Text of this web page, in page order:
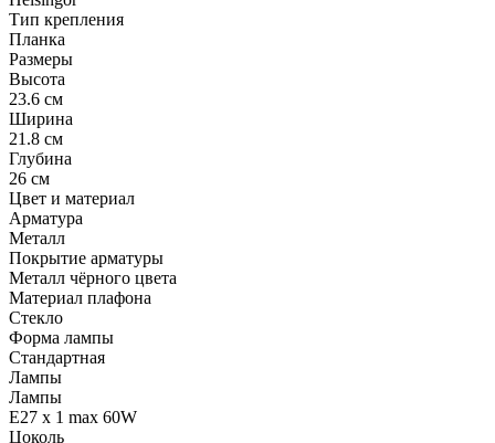
Тип крепления
Планка
Размеры
Высота
23.6 см
Ширина
21.8 см
Глубина
26 см
Цвет и материал
Арматура
Металл
Покрытие арматуры
Металл чёрного цвета
Материал плафона
Стекло
Форма лампы
Стандартная
Лампы
Лампы
E27 x 1 max 60W
Цоколь